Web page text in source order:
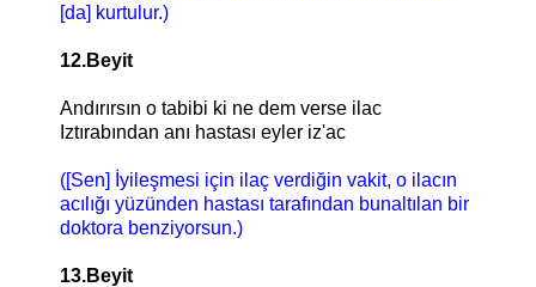
[da] kurtulur.)
12.Beyit
Andırırsın o tabibi ki ne dem verse ilac
Iztırabından anı hastası eyler iz'ac
([Sen] İyileşmesi için ilaç verdiğin vakit, o ilacın
acılığı yüzünden hastası tarafından bunaltılan bir
doktora benziyorsun.)
13.Beyit